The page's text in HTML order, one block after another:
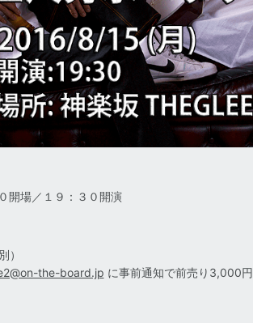
開場／１９：３０開演
）
the-board.jp に事前通知で前売り3,000円